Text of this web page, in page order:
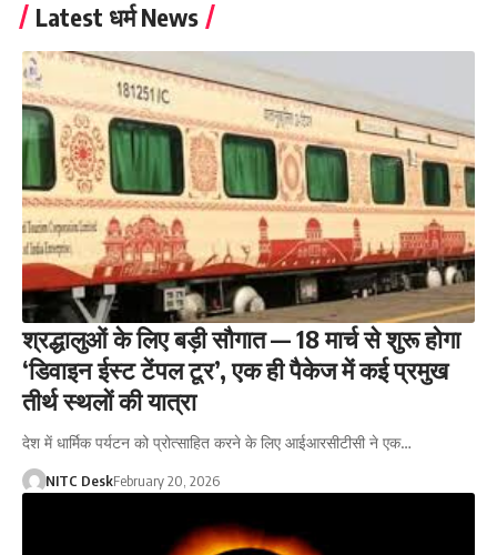
Latest धर्म News
श्रद्धालुओं के लिए बड़ी सौगात — 18 मार्च से शुरू होगा
‘डिवाइन ईस्ट टेंपल टूर’, एक ही पैकेज में कई प्रमुख
तीर्थ स्थलों की यात्रा
देश में धार्मिक पर्यटन को प्रोत्साहित करने के लिए आईआरसीटीसी ने एक…
NITC DeskFebruary 20, 2026